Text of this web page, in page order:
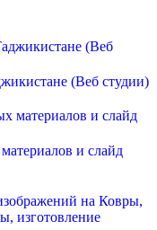
(Веб студии)
и слайд